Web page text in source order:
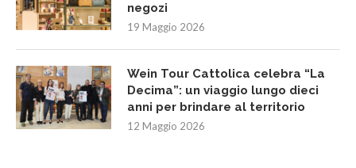
negozi
19 Maggio 2026
Wein Tour Cattolica celebra “La
Decima”: un viaggio lungo dieci
anni per brindare al territorio
12 Maggio 2026